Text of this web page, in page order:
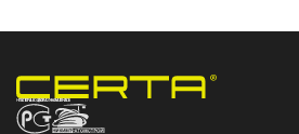
НПП «СПЕКТР» ЗАВОД ЛАКОКРАСОЧНЫХ МАТЕРИАЛОВ